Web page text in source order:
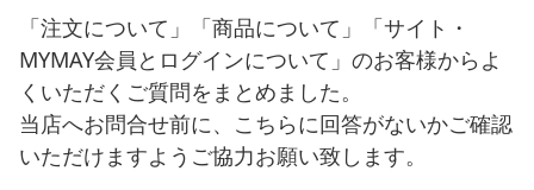
「注文について」「商品について」「サイト・
MYMAY会員とログインについて」のお客様からよ
くいただくご質問をまとめました。
当店へお問合せ前に、こちらに回答がないかご確認
いただけますようご協力お願い致します。